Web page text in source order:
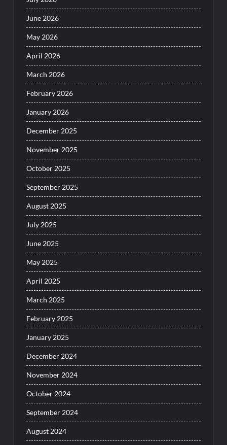
June 2026
May 2026
April 2026
March 2026
February 2026
January 2026
December 2025
November 2025
October 2025
September 2025
August 2025
July 2025
June 2025
May 2025
April 2025
March 2025
February 2025
January 2025
December 2024
November 2024
October 2024
September 2024
August 2024